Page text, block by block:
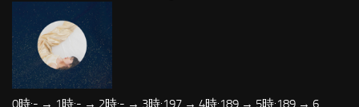
0時:- → 1時:- → 2時:- → 3時:197 → 4時:189 → 5時:189 → 6